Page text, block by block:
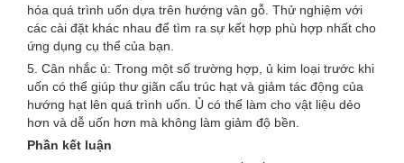
hóa quá trình uốn dựa trên hướng vân gỗ. Thử nghiệm với
các cài đặt khác nhau để tìm ra sự kết hợp phù hợp nhất cho
ứng dụng cụ thể của bạn.
5. Cân nhắc ủ: Trong một số trường hợp, ủ kim loại trước khi
uốn có thể giúp thư giãn cấu trúc hạt và giảm tác động của
hướng hạt lên quá trình uốn. Ủ có thể làm cho vật liệu dẻo
hơn và dễ uốn hơn mà không làm giảm độ bền.
Phần kết luận